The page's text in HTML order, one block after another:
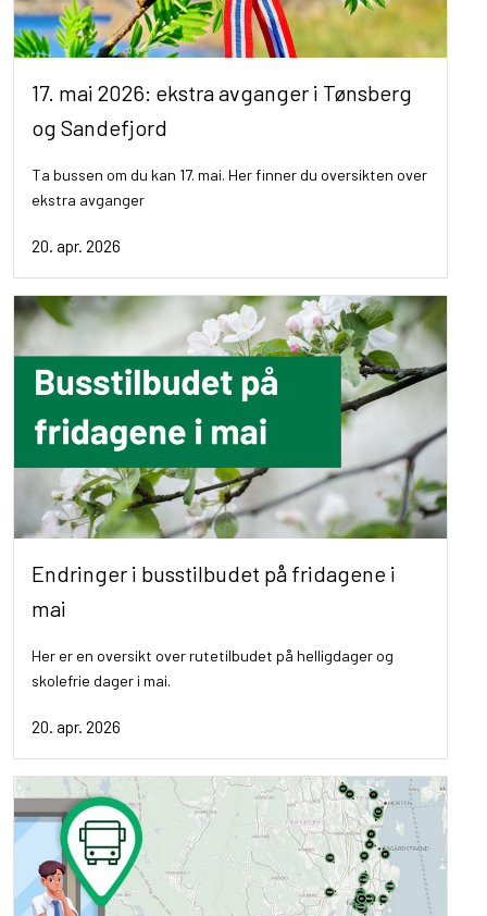
17. mai 2026: ekstra avganger i Tønsberg
og Sandefjord
Ta bussen om du kan 17. mai. Her finner du oversikten over
ekstra avganger
20. apr. 2026
Endringer i busstilbudet på fridagene i
mai
Her er en oversikt over rutetilbudet på helligdager og
skolefrie dager i mai.
20. apr. 2026